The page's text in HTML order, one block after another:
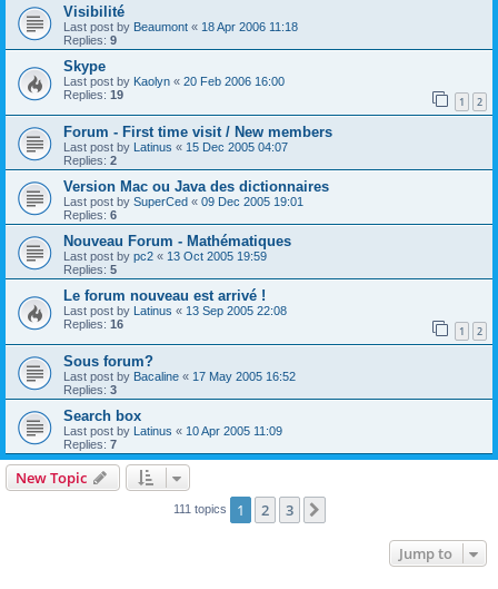
Visibilité
Last post by Beaumont « 18 Apr 2006 11:18
Replies: 9
Skype
Last post by Kaolyn « 20 Feb 2006 16:00
Replies: 19 1 2
Forum - First time visit / New members
Last post by Latinus « 15 Dec 2005 04:07
Replies: 2
Version Mac ou Java des dictionnaires
Last post by SuperCed « 09 Dec 2005 19:01
Replies: 6
Nouveau Forum - Mathématiques
Last post by pc2 « 13 Oct 2005 19:59
Replies: 5
Le forum nouveau est arrivé !
Last post by Latinus « 13 Sep 2005 22:08
Replies: 16 1 2
Sous forum?
Last post by Bacaline « 17 May 2005 16:52
Replies: 3
Search box
Last post by Latinus « 10 Apr 2005 11:09
Replies: 7
New Topic
111 topics 1 2 3
Jump to